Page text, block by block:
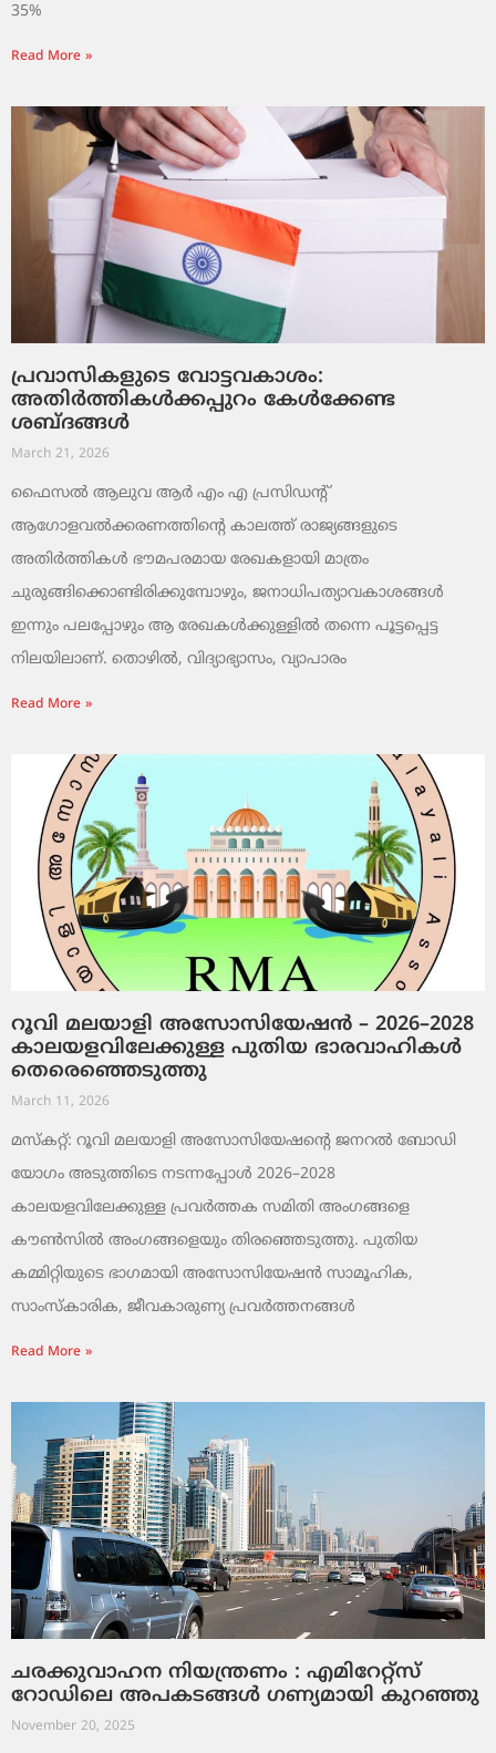
35%
Read More »
പ്രവാസികളുടെ വോട്ടവകാശം:
അതിർത്തികൾക്കപ്പുറം കേൾക്കേണ്ട
ശബ്ദങ്ങൾ
March 21, 2026
ഫൈസൽ ആലുവ ആർ എം എ പ്രസിഡന്റ്
ആഗോളവൽക്കരണത്തിന്റെ കാലത്ത് രാജ്യങ്ങളുടെ
അതിർത്തികൾ ഭൗമപരമായ രേഖകളായി മാത്രം
ചുരുങ്ങിക്കൊണ്ടിരിക്കുമ്പോഴും, ജനാധിപത്യാവകാശങ്ങൾ
ഇന്നും പലപ്പോഴും ആ രേഖകൾക്കുള്ളിൽ തന്നെ പൂട്ടപ്പെട്ട
നിലയിലാണ്. തൊഴിൽ, വിദ്യാഭ്യാസം, വ്യാപാരം
Read More »
റൂവി മലയാളി അസോസിയേഷൻ – 2026–2028
കാലയളവിലേക്കുള്ള പുതിയ ഭാരവാഹികൾ
തെരെഞ്ഞെടുത്തു
March 11, 2026
മസ്കറ്റ്: റൂവി മലയാളി അസോസിയേഷന്റെ ജനറൽ ബോഡി
യോഗം അടുത്തിടെ നടന്നപ്പോൾ 2026–2028
കാലയളവിലേക്കുള്ള പ്രവർത്തക സമിതി അംഗങ്ങളെ
കൗൺസിൽ അംഗങ്ങളെയും തിരഞ്ഞെടുത്തു. പുതിയ
കമ്മിറ്റിയുടെ ഭാഗമായി അസോസിയേഷൻ സാമൂഹിക,
സാംസ്‌കാരിക, ജീവകാരുണ്യ പ്രവർത്തനങ്ങൾ
Read More »
ചരക്കുവാഹന നിയന്ത്രണം : എമിറേറ്റ്സ്
റോഡിലെ അപകടങ്ങൾ ഗണ്യമായി കുറഞ്ഞു
November 20, 2025